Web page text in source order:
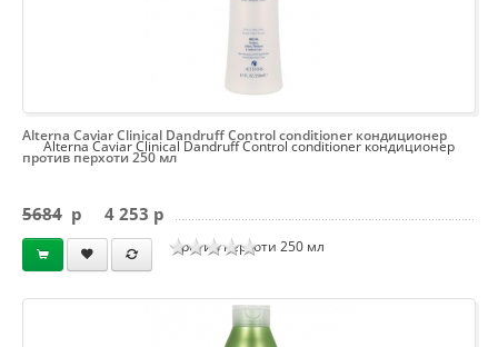
Alterna Caviar Clinical Dandruff Control conditioner кондиционер
против перхоти 250 мл
Alterna Caviar Clinical Dandruff Control conditioner кондиционер
против перхоти 250 мл
5684 p 4 253 p